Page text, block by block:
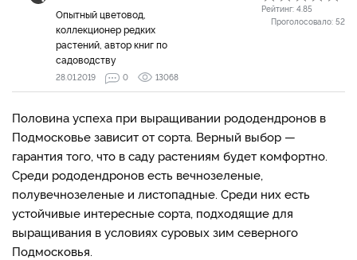
Опытный цветовод,
коллекционер редких
растений, автор книг по
садоводству
Рейтинг: 4.85
Проголосовало: 52
28.01.2019 0 13068
Половина успеха при выращивании рододендронов в
Подмосковье зависит от сорта. Верный выбор —
гарантия того, что в саду растениям будет комфортно.
Среди рододендронов есть вечнозеленые,
полувечнозеленые и листопадные. Среди них есть
устойчивые интересные сорта, подходящие для
выращивания в условиях суровых зим северного
Подмосковья.